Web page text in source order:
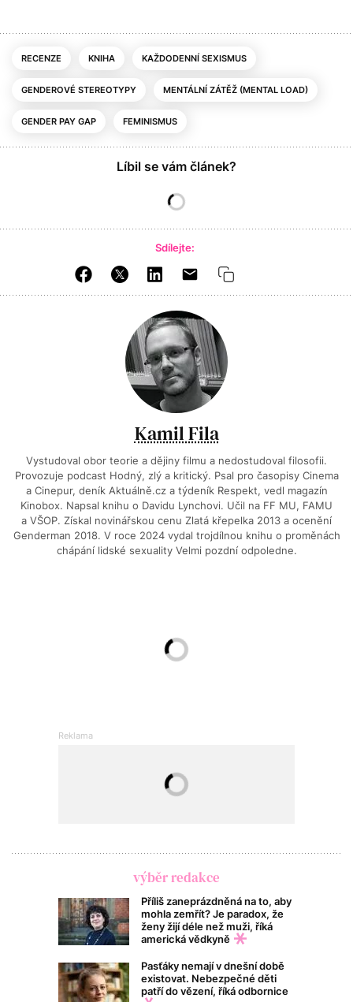
RECENZE KNIHA KAŽDODENNÍ SEXISMUS
GENDEROVÉ STEREOTYPY MENTÁLNÍ ZÁTĚŽ (MENTAL LOAD)
GENDER PAY GAP FEMINISMUS
Líbil se vám článek?
Sdílejte:
Kamil Fila
Vystudoval obor teorie a dějiny filmu a nedostudoval filosofii.
Provozuje podcast Hodný, zlý a kritický. Psal pro časopisy Cinema
a Cinepur, deník Aktuálně.cz a týdeník Respekt, vedl magazín
Kinobox. Napsal knihu o Davidu Lynchovi. Učil na FF MU, FAMU
a VŠOP. Získal novinářskou cenu Zlatá křepelka 2013 a ocenění
Genderman 2018. V roce 2024 vydal trojdílnou knihu o proměnách
chápání lidské sexuality Velmi pozdní odpoledne.
výběr redakce
Příliš zaneprázdněná na to, aby
mohla zemřít? Je paradox, že
ženy žijí déle než muži, říká
americká vědkyně
Pasťáky nemají v dnešní době
existovat. Nebezpečné děti
patří do vězení, říká odbornice